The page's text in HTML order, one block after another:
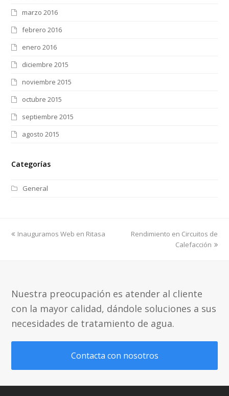
marzo 2016
febrero 2016
enero 2016
diciembre 2015
noviembre 2015
octubre 2015
septiembre 2015
agosto 2015
Categorías
General
previous
Inauguramos Web en Ritasa
next
Rendimiento en Circuitos de
Calefacción
Nuestra preocupación es atender al cliente
con la mayor calidad, dándole soluciones a sus
necesidades de tratamiento de agua.
Contacta con nosotros